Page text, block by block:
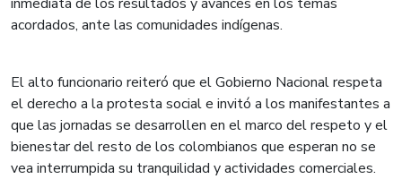
acordados, ante las comunidades indígenas.
​​​​​El alto funcionario reiteró que el Gobierno Nacional respeta
el derecho a la protesta social e invitó a los manifestantes a
que las jornadas se desarrollen en el marco del respeto y el
bienestar del resto de los colombianos que esperan no se
vea interrumpida su tranquilidad y actividades comerciales.